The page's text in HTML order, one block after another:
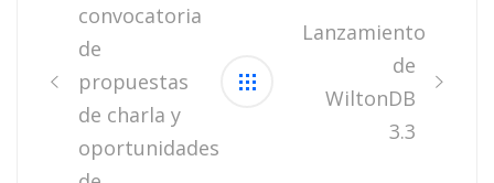
convocatoria
de
propuestas
de charla y
oportunidades
Lanzamiento
de
WiltonDB
3.3